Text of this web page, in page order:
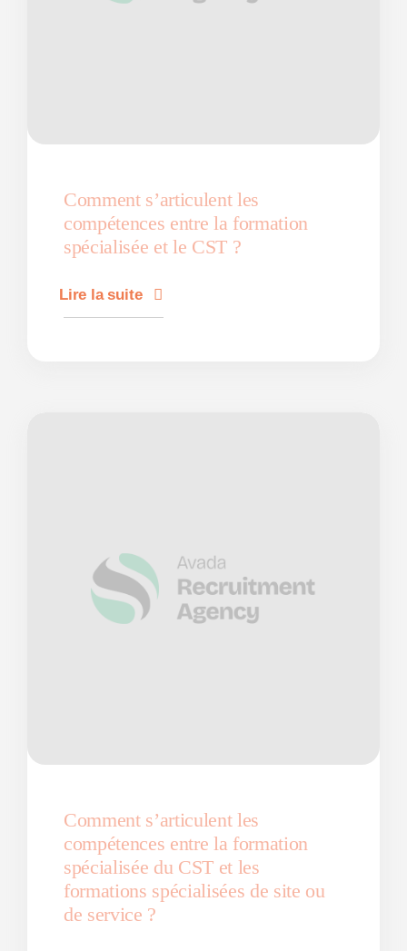
Comment s’articulent les
compétences entre la formation
spécialisée et le CST ?
Lire la suite
Comment s’articulent les
compétences entre la formation
spécialisée du CST et les
formations spécialisées de site ou
de service ?